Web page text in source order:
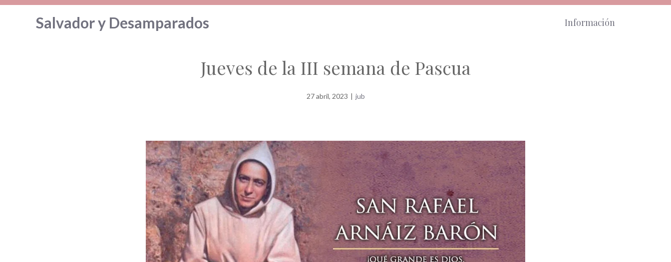
Saltar
Salvador y Desamparados Información
Jueves de la III semana de Pascua
27 abril, 2023 | jub